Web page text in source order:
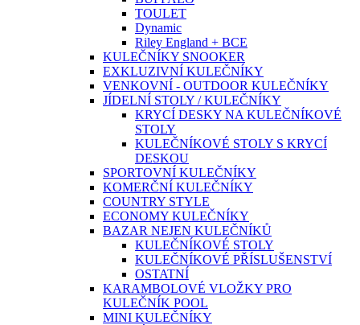
TOULET
Dynamic
Riley England + BCE
KULEČNÍKY SNOOKER
EXKLUZIVNÍ KULEČNÍKY
VENKOVNÍ - OUTDOOR KULEČNÍKY
JÍDELNÍ STOLY / KULEČNÍKY
KRYCÍ DESKY NA KULEČNÍKOVÉ
STOLY
KULEČNÍKOVÉ STOLY S KRYCÍ
DESKOU
SPORTOVNÍ KULEČNÍKY
KOMERČNÍ KULEČNÍKY
COUNTRY STYLE
ECONOMY KULEČNÍKY
BAZAR NEJEN KULEČNÍKŮ
KULEČNÍKOVÉ STOLY
KULEČNÍKOVÉ PŘÍSLUŠENSTVÍ
OSTATNÍ
KARAMBOLOVÉ VLOŽKY PRO
KULEČNÍK POOL
MINI KULEČNÍKY